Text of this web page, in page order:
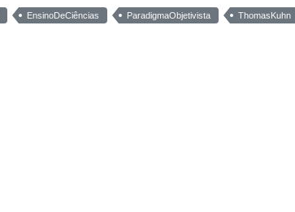
EnsinoDeCiências ParadigmaObjetivista ThomasKuhn